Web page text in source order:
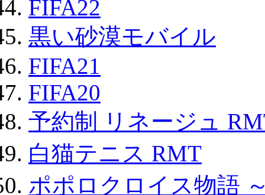
FIFA22
黒い砂漠モバイル
FIFA21
FIFA20
予約制 リネージュ
白猫テニス RMT
ポポロクロイス物語